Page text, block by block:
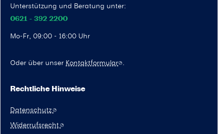
Unterstützung und Beratung unter:
0621 - 392 2200
Mo-Fr, 09:00 - 16:00 Uhr
Oder über unser Kontaktformular .
Rechtliche Hinweise
Datenschutz
Widerrufsrecht